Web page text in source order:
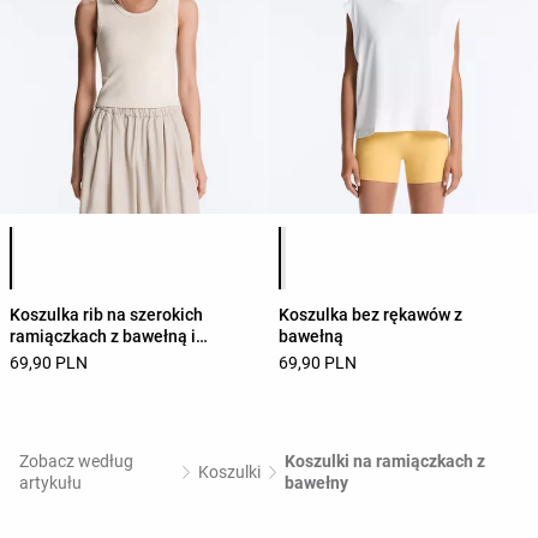
Lista kolorów produktu
Koszulka rib na szerokich
ramiączkach z bawełną i
modalem
69,90 PLN
Lista kolorów produktu
Koszulka bez rękawów z
bawełną
69,90 PLN
Zobacz według
artykułu
Koszulki
Koszulki na ramiączkach z
bawełny